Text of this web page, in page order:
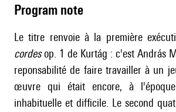
Program note
Le titre renvoie à la première
cordesop. 1 de Kurtág : c'est András
reponsabilité de faire travailler à un
œuvre qui était encore, à
inhabituelle et difficile. Le second